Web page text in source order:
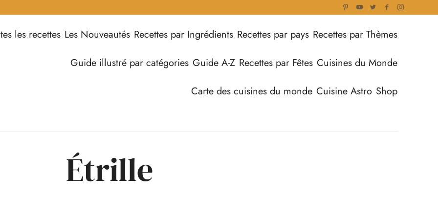
les recettes Les Nouveautés Recettes par Ingrédients Recettes par pays Recettes par Thèmes
Guide illustré par catégories Guide A-Z Recettes par Fêtes Cuisines du Monde
Carte des cuisines du monde Cuisine Astro Shop
Étrille